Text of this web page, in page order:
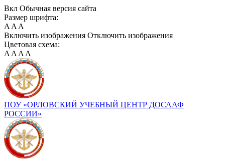
Вкл Обычная версия сайта
Размер шрифта:
A A A
Включить изображения Отключить изображения
Цветовая схема:
A A A A
ПОУ «ОРЛОВСКИЙ УЧЕБНЫЙ ЦЕНТР ДОСААФ
РОССИИ»